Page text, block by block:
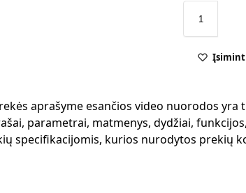
aprašyme esančios video nuorodos
parametrai, matmenys, dydžiai,
kurios nurodytos prekių